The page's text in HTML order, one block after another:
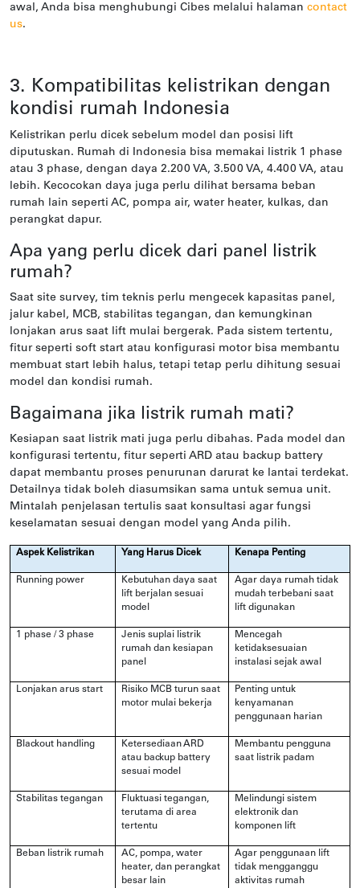
awal, Anda bisa menghubungi Cibes melalui halaman contact
us.
3. Kompatibilitas kelistrikan dengan
kondisi rumah Indonesia
Kelistrikan perlu dicek sebelum model dan posisi lift
diputuskan. Rumah di Indonesia bisa memakai listrik 1 phase
atau 3 phase, dengan daya 2.200 VA, 3.500 VA, 4.400 VA, atau
lebih. Kecocokan daya juga perlu dilihat bersama beban
rumah lain seperti AC, pompa air, water heater, kulkas, dan
perangkat dapur.
Apa yang perlu dicek dari panel listrik
rumah?
Saat site survey, tim teknis perlu mengecek kapasitas panel,
jalur kabel, MCB, stabilitas tegangan, dan kemungkinan
lonjakan arus saat lift mulai bergerak. Pada sistem tertentu,
fitur seperti soft start atau konfigurasi motor bisa membantu
membuat start lebih halus, tetapi tetap perlu dihitung sesuai
model dan kondisi rumah.
Bagaimana jika listrik rumah mati?
Kesiapan saat listrik mati juga perlu dibahas. Pada model dan
konfigurasi tertentu, fitur seperti ARD atau backup battery
dapat membantu proses penurunan darurat ke lantai terdekat.
Detailnya tidak boleh diasumsikan sama untuk semua unit.
Mintalah penjelasan tertulis saat konsultasi agar fungsi
keselamatan sesuai dengan model yang Anda pilih.
Aspek Kelistrikan Yang Harus Dicek Kenapa Penting
Running power
Kebutuhan daya saat
lift berjalan sesuai
model
Agar daya rumah tidak
mudah terbebani saat
lift digunakan
1 phase / 3 phase
Jenis suplai listrik
rumah dan kesiapan
panel
Mencegah
ketidaksesuaian
instalasi sejak awal
Lonjakan arus start
Risiko MCB turun saat
motor mulai bekerja
Penting untuk
kenyamanan
penggunaan harian
Blackout handling
Ketersediaan ARD
atau backup battery
sesuai model
Membantu pengguna
saat listrik padam
Stabilitas tegangan
Fluktuasi tegangan,
terutama di area
tertentu
Melindungi sistem
elektronik dan
komponen lift
Beban listrik rumah
AC, pompa, water
heater, dan perangkat
besar lain
Agar penggunaan lift
tidak mengganggu
aktivitas rumah